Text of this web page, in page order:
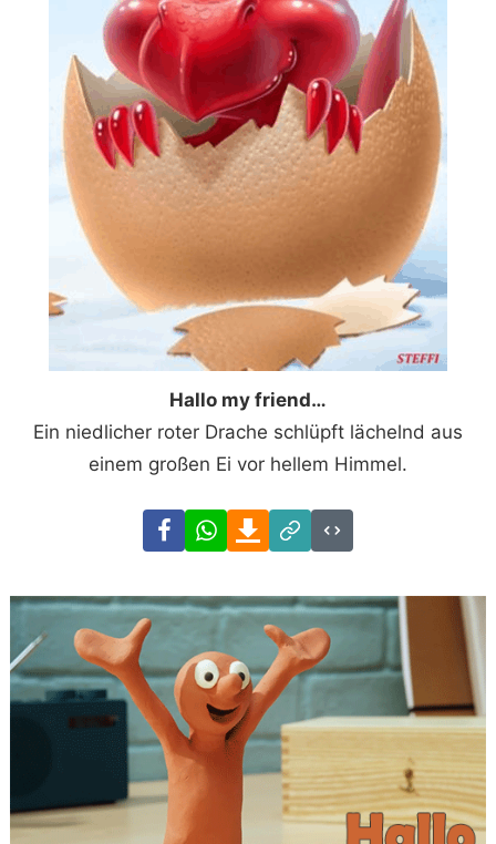
Hallo my friend…
Ein niedlicher roter Drache schlüpft lächelnd aus
einem großen Ei vor hellem Himmel.
FacebookWhatsAppDownload
Link
Code